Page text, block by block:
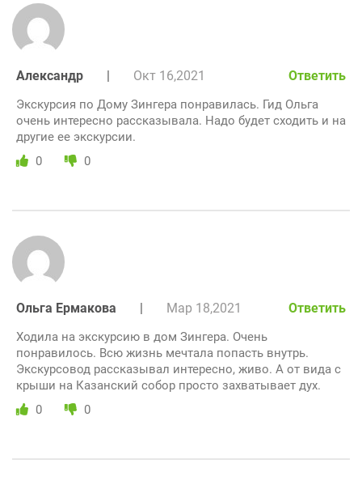
Александр | Окт 16,2021 Ответить
Экскурсия по Дому Зингера понравилась. Гид Ольга
очень интересно рассказывала. Надо будет сходить и на
другие ее экскурсии.
0
0
Ольга Ермакова | Мар 18,2021 Ответить
Ходила на экскурсию в дом Зингера. Очень
понравилось. Всю жизнь мечтала попасть внутрь.
Экскурсовод рассказывал интересно, живо. А от вида с
крыши на Казанский собор просто захватывает дух.
0
0